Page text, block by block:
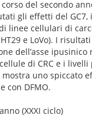
del secondo
gli effetti del GC7,
linee cellulari di
HT29 e LoVo). I
dell’asse ipusinico
di CRC e i
mostra uno spiccato
con DFMO.
(XXXI ciclo)